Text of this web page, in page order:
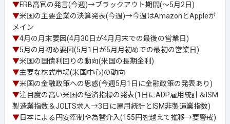
▼FRB高官の発言(今週)→ブラックアウト期間(～5月2日)
▼米国の主要企業の決算発表(今週)→今週はAmazonとAppleが
メイン
▼4月の月末要因(4月30日が4月月末での最後の営業日)
▼5月の月初め要因(5月1日が5月月初めでの最初の営業日)
▼米国の国債利回りの動向(米国の長期金利)
▼主要な株式市場(米国中心)の動向
▼米国の金融政策への思惑(今週5月1日に金融政策の発表あり)
▼注目度の高い米国の経済指標の発表(1日にADP雇用統計＆ISM
製造業指数＆JOLTS求人→3日に雇用統計とISM非製造業指数)
▼日本による円安牽制や為替介入(155円を越えて推移→要警戒)